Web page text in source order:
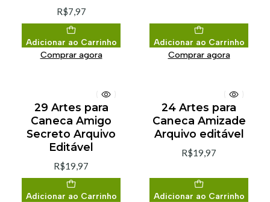
R$7,97
Adicionar ao Carrinho
Comprar agora
Adicionar ao Carrinho
Comprar agora
29 Artes para
Caneca Amigo
Secreto Arquivo
Editável
R$19,97
Adicionar ao Carrinho
24 Artes para
Caneca Amizade
Arquivo editável
R$19,97
Adicionar ao Carrinho